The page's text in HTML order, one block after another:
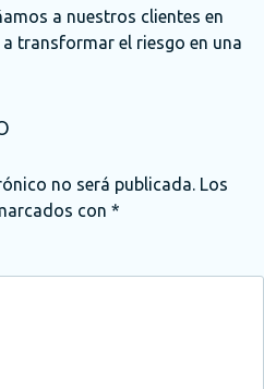
a nuestros clientes en
transformar el riesgo en una
no será publicada. Los
con *